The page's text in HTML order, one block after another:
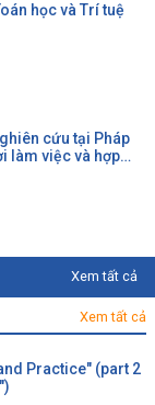
học và Trí tuệ
cứu tại Pháp
làm việc và hợp
Xem tất cả
Xem tất cả
Practice" (part 2